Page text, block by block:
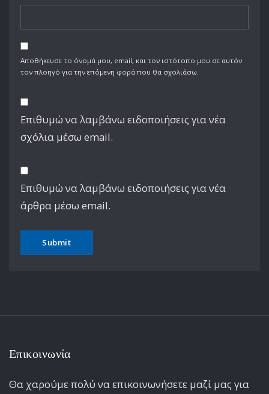
Αποθήκευσε το όνομά μου, email, και τον ιστότοπο μου σε αυτόν
τον πλοηγό για την επόμενη φορά που θα σχολιάσω.
Επιθυμώ να λαμβάνω ειδοποιήσεις για νέα
σχόλια μέσω email.
Επιθυμώ να λαμβάνω ειδοποιήσεις για νέα
άρθρα μέσω email.
Επικοινωνία
Θα χαρούμε πολύ να επικοινωνήσετε μαζί μας για